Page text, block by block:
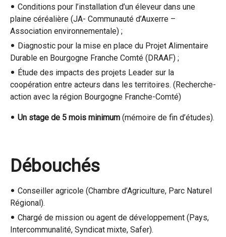
Conditions pour l’installation d’un éleveur dans une
plaine céréalière (JA- Communauté d’Auxerre –
Association environnementale) ;
Diagnostic pour la mise en place du Projet Alimentaire
Durable en Bourgogne Franche Comté (DRAAF) ;
Étude des impacts des projets Leader sur la
coopération entre acteurs dans les territoires. (Recherche-
action avec la région Bourgogne Franche-Comté)
Un stage de 5 mois minimum (mémoire de fin d’études).
Débouchés
Conseiller agricole (Chambre d’Agriculture, Parc Naturel
Régional).
Chargé de mission ou agent de développement (Pays,
Intercommunalité, Syndicat mixte, Safer).